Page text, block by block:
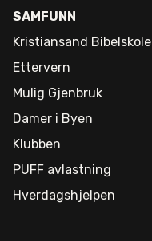
SAMFUNN
Kristiansand Bibelskole
Ettervern
Mulig Gjenbruk
Damer i Byen
Klubben
PUFF avlastning
Hverdagshjelpen